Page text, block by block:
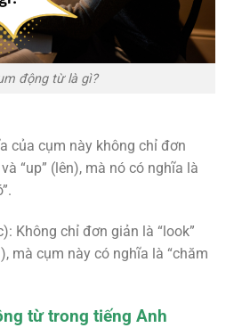
động từ là gì?
của cụm này không chỉ đơn
“up” (lên), mà nó có nghĩa là
Không chỉ đơn giản là “look”
mà cụm này có nghĩa là “chăm
từ trong tiếng Anh